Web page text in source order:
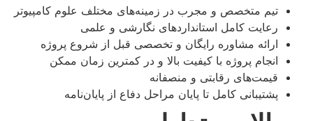
تیم متخصص و مجرب در زمینه‌های مختلف علوم کامپیوتر
رعایت کامل استانداردهای نگارشی و علمی
ارائه مشاوره رایگان و تخصصی قبل از شروع پروژه
انجام پروژه با کیفیت بالا و در کمترین زمان ممکن
قیمت‌های رقابتی و منصفانه
پشتیبانی کامل تا پایان مراحل دفاع از پایان‌نامه